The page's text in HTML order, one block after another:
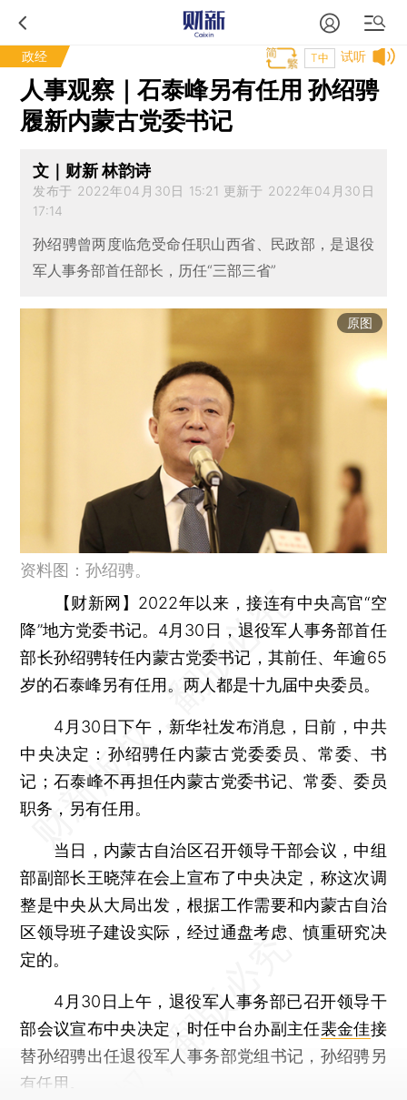
政经 试听
T中
人事观察｜石泰峰另有任用 孙绍骋
履新内蒙古党委书记
文｜财新 林韵诗
发布于 2022年04月30日 15:21 更新于 2022年04月30日
17:14
孙绍骋曾两度临危受命任职山西省、民政部，是退役
军人事务部首任部长，历任“三部三省”
原图
资料图：孙绍骋。
【财新网】 2022年以来，接连有中央高官“空
降”地方党委书记。4月30日，退役军人事务部首任
部长孙绍骋转任内蒙古党委书记，其前任、年逾65
岁的石泰峰另有任用。两人都是十九届中央委员。
4月30日下午，新华社发布消息，日前，中共
中央决定：孙绍骋任内蒙古党委委员、常委、书
记；石泰峰不再担任内蒙古党委书记、常委、委员
职务，另有任用。
当日，内蒙古自治区召开领导干部会议，中组
部副部长王晓萍在会上宣布了中央决定，称这次调
整是中央从大局出发，根据工作需要和内蒙古自治
区领导班子建设实际，经过通盘考虑、慎重研究决
定的。
4月30日上午，退役军人事务部已召开领导干
部会议宣布中央决定，时任中台办副主任裴金佳接
替孙绍骋出任退役军人事务部党组书记，孙绍骋另
有任用。